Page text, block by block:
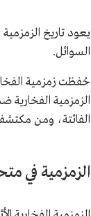
يعود تاريخ
السوائل.
الزمزمية الفخارية
الفائتة، ومن
الزمزمية في